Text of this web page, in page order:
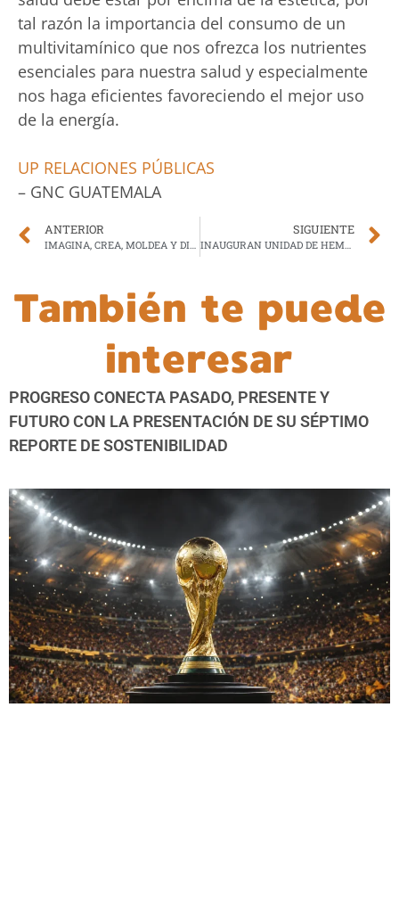
tal razón la importancia del consumo de un
multivitamínico que nos ofrezca los nutrientes
esenciales para nuestra salud y especialmente
nos haga eficientes favoreciendo el mejor uso
de la energía.
UP RELACIONES PÚBLICAS
– GNC GUATEMALA
ANTERIOR
IMAGINA, CREA, MOLDEA Y DIVIÉRTETE CON PLAY-DOH
SIGUIENTE
INAUGURAN UNIDAD DE HEMODIÁLISIS EN ESCUINTLA
También te puede
interesar
PROGRESO CONECTA PASADO, PRESENTE Y
FUTURO CON LA PRESENTACIÓN DE SU SÉPTIMO
REPORTE DE SOSTENIBILIDAD